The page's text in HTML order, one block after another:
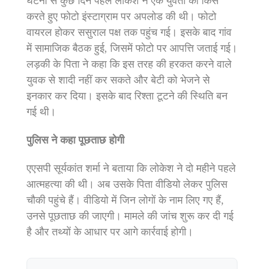
करते हुए फोटो इंस्टाग्राम पर अपलोड की थी। फोटो
वायरल होकर ससुराल पक्ष तक पहुंच गई। इसके बाद गांव
में सामाजिक बैठक हुई, जिसमें फोटो पर आपत्ति जताई गई।
लड़की के पिता ने कहा कि इस तरह की हरकत करने वाले
युवक से शादी नहीं कर सकते और बेटी को भेजने से
इनकार कर दिया। इसके बाद रिश्ता टूटने की स्थिति बन
गई थी।
पुलिस ने कहा पूछताछ होगी
एएसपी सूर्यकांत शर्मा ने बताया कि लोकेश ने दो महीने पहले
आत्महत्या की थी। अब उसके पिता वीडियो लेकर पुलिस
चौकी पहुंचे हैं। वीडियो में जिन लोगों के नाम लिए गए हैं,
उनसे पूछताछ की जाएगी। मामले की जांच शुरू कर दी गई
है और तथ्यों के आधार पर आगे कार्रवाई होगी।